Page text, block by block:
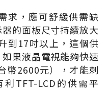
求，應可舒緩供需缺
的面板尺寸持續放大
到17吋以上，這個供
果液晶電視能夠快速
幣2600元），才能刺
TFT-LCD的供需平